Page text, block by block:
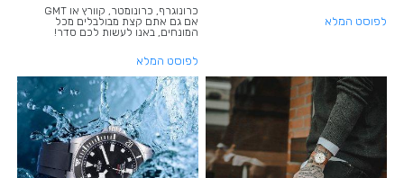
לפוסט המלא
כרונוגרף, כרונומטר, קוורץ או GMT
אם גם אתם קצת מבולבלים מכל
המונחים, באנו לעשות לכם סדר!
לפוסט המלא